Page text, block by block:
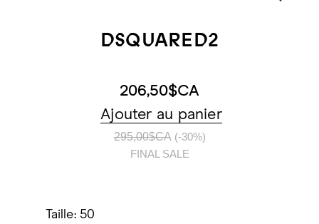
DSQUARED2
206,50$CA
Ajouter au panier
295,00$CA (-30%)
FINAL SALE
Taille: 50